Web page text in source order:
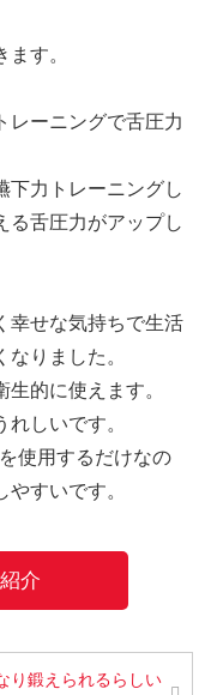
す。
レーニングで舌圧力
下力トレーニングし
る舌圧力がアップし
幸せな気持ちで生活
りました。
的に使えます。
しいです。
使用するだけなの
すいです。
介
り鍛えられるらしい